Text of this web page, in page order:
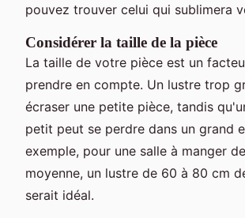
pouvez trouver celui qui sublimera
Considérer la taille de la pièce
La taille de votre pièce est un
prendre en compte. Un lustre trop
écraser une petite pièce, tandis
petit peut se perdre dans un grand
exemple, pour une salle à manger
moyenne, un lustre de 60 à 80 cm
serait idéal.